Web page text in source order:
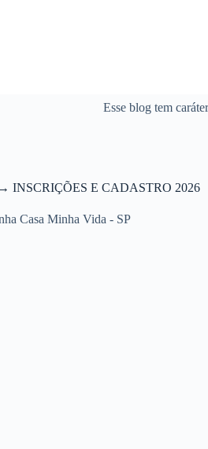
Esse blog tem
INSCRIÇÕES E CADASTRO 2026
Casa Minha Vida - SP